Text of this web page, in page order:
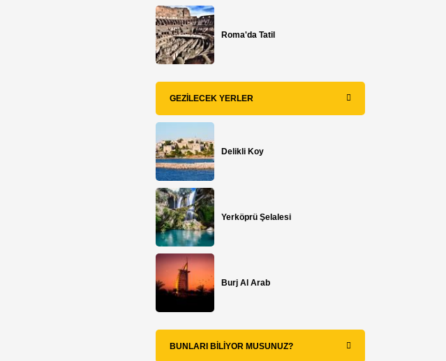
Roma'da Tatil
GEZILECEK YERLER
Delikli Koy
Yerköprü Şelalesi
Burj Al Arab
BUNLARI BILIYOR MUSUNUZ?